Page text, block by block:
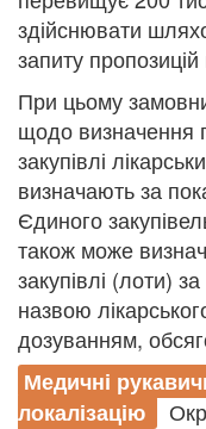
здійснювати
запиту
При цьому
щодо визначення
закупівлі
визначають за
Єдиного
також може
закупівлі (лоти)
назвою
дозуванням,
Медичні
локалізацію